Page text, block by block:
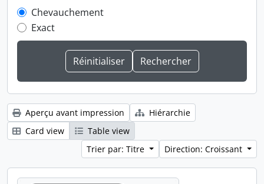
Chevauchement
Exact
Aperçu avant impression
Hiérarchie
Card view
Table view
Trier par: Titre
Direction: Croissant